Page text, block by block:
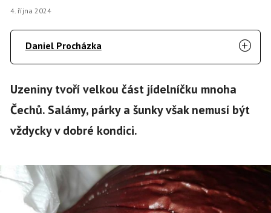
4. října 2024
Daniel Procházka
Uzeniny tvoří velkou část jídelníčku mnoha
Čechů. Salámy, párky a šunky však nemusí být
vždycky v dobré kondici.